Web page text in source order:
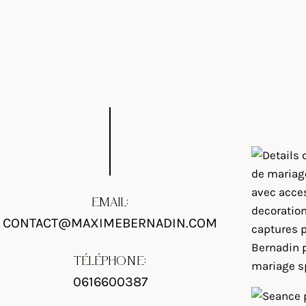
EMAIL:
CONTACT@MAXIMEBERNADIN.COM
TÉLÉPHONE:
0616600387